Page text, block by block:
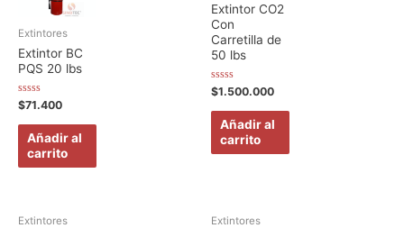
Extintores
Extintor BC
PQS 20 lbs
Valorado
en
0
$71.400
Añadir al
carrito
Extintor CO2
Con
Carretilla de
50 lbs
Valorado
en
0
$1.500.000
Añadir al
carrito
Extintores Extintores